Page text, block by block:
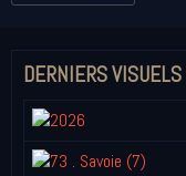
DERNIERS